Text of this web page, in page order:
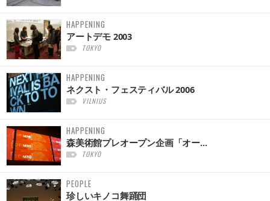
HAPPENING
アートデモ 2003
TOKYO
HAPPENING
ネクスト・フェスティバル 2006
VILNIUS
HAPPENING
森美術館プレオープン企画「オー...
TOKYO
PEOPLE
珍しいキノコ舞踊団